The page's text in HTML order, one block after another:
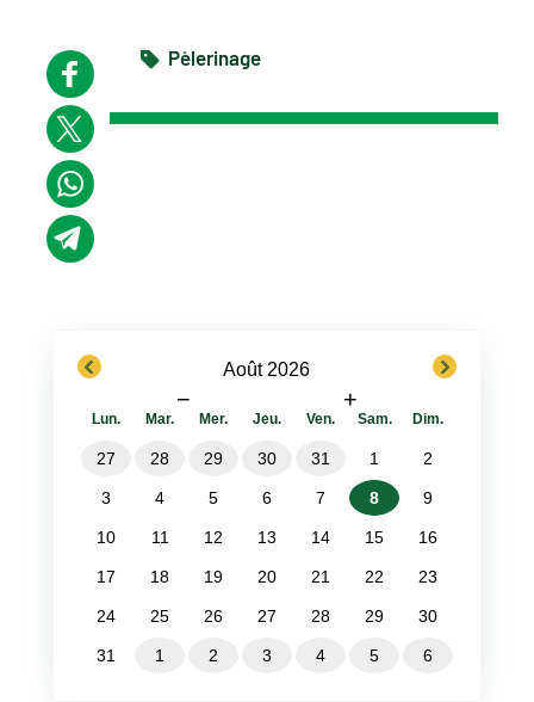
Pèlerinage
previous Août 2026
− +
next
Lun. Mar. Mer. Jeu. Ven. Sam. Dim.
27 28 29 30 31 1 2
3 4 5 6 7 8 9
10 11 12 13 14 15 16
17 18 19 20 21 22 23
24 25 26 27 28 29 30
31 1 2 3 4 5 6